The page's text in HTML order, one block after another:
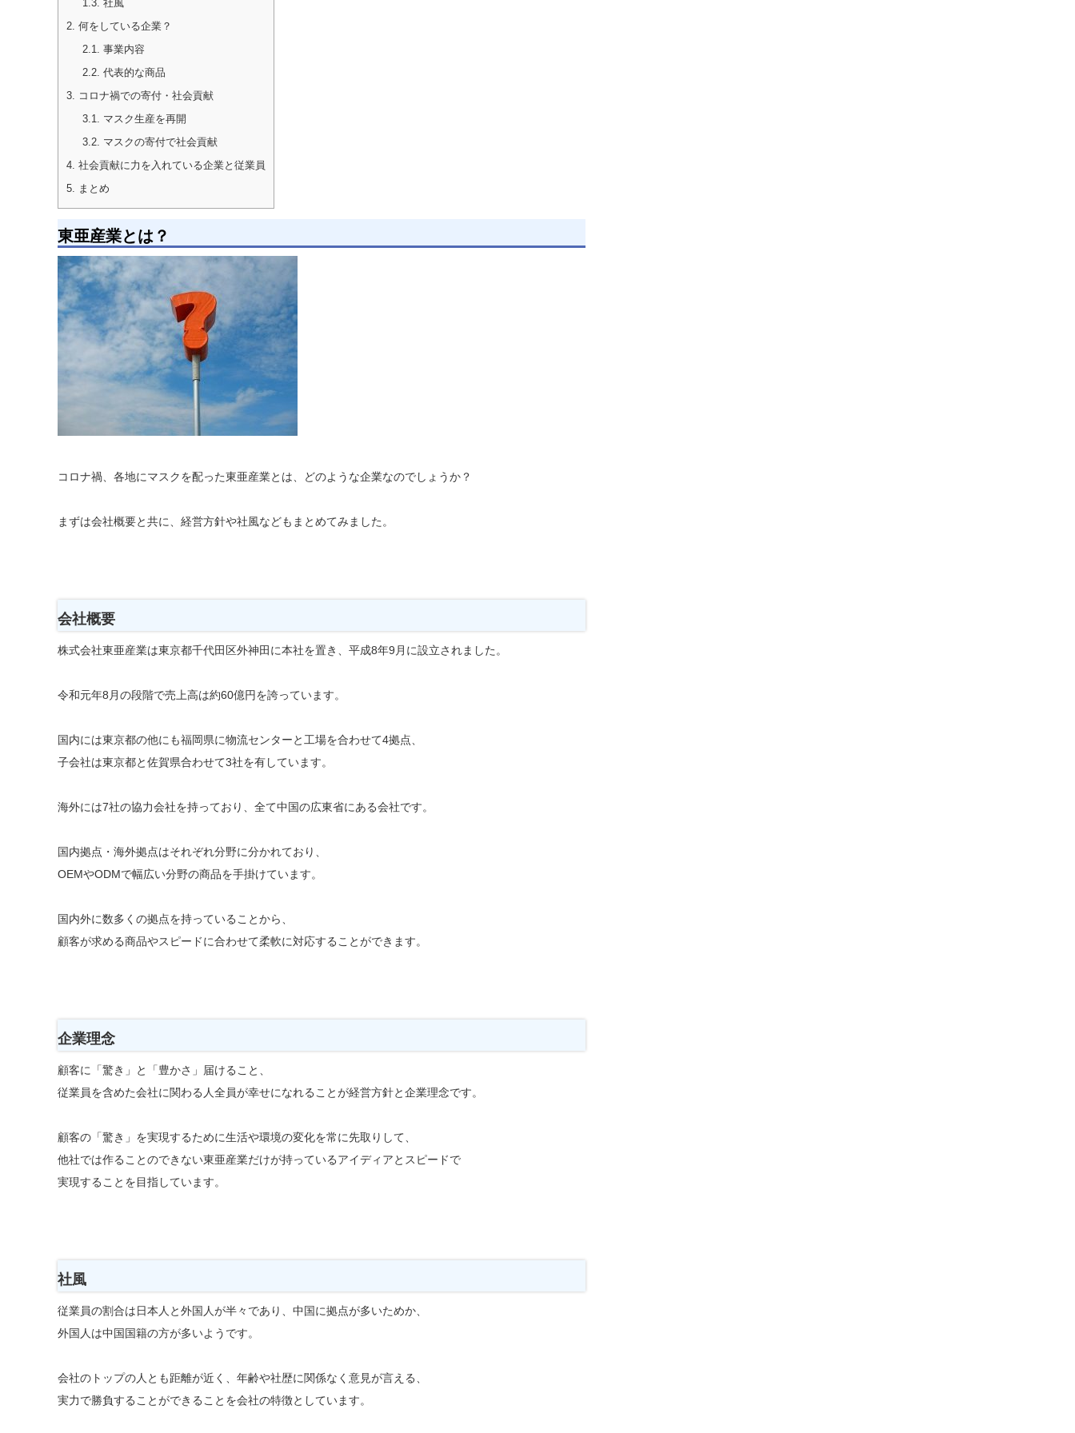
1.3. 社風
2. 何をしている企業？
2.1.
事業内容
2.2. 代表的な商品
3.
コロナ禍での寄付・社会貢献
3.1.
マスク生産を再開
3.2. マスクの寄付で社会貢献
4. 社会貢献に力を入れている企業と従業員
5.
まとめ
東亜産業とは？
コロナ禍、各地にマスクを配った東亜産業とは、どのような企業なのでしょうか？
まずは会社概要と共に、経営方針や社風などもまとめてみました。
会社概要
株式会社東亜産業は東京都千代田区外神田に本社を置き、平成8年9月に設立されました。
令和元年8月の段階で売上高は約60億円を誇っています。
国内には東京都の他にも福岡県に物流センターと工場を合わせて4拠点、
子会社は東京都と佐賀県合わせて3社を有しています。
海外には7社の協力会社を持っており、全て中国の広東省にある会社です。
国内拠点・海外拠点はそれぞれ分野に分かれており、
OEMやODMで幅広い分野の商品を手掛けています。
国内外に数多くの拠点を持っていることから、
顧客が求める商品やスピードに合わせて柔軟に対応することができます。
企業理念
顧客に「驚き」と「豊かさ」届けること、
従業員を含めた会社に関わる人全員が幸せになれることが経営方針と企業理念です。
顧客の「驚き」を実現するために生活や環境の変化を常に先取りして、
他社では作ることのできない東亜産業だけが持っているアイディアとスピードで
実現することを目指しています。
社風
従業員の割合は日本人と外国人が半々であり、中国に拠点が多いためか、
外国人は中国国籍の方が多いようです。
会社のトップの人とも距離が近く、年齢や社歴に関係なく意見が言える、
実力で勝負することができることを会社の特徴としています。